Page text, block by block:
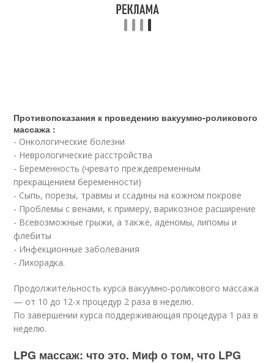
Противопоказания к проведению вакуумно-роликового
массажа :
- Онкологические болезни
- Неврологические расстройства
- Беременность (чревато преждевременным
прекращением беременности)
- Сыпь, порезы, травмы и ссадины на кожном покрове
- Проблемы с венами, к примеру, варикозное расширение
- Всевозможные грыжи, а также, аденомы, липомы и
флебиты
- Инфекционные заболевания
- Лихорадка.
Продолжительность курса вакуумно-роликового массажа
— от 10 до 12-х процедур 2 раза в неделю.
По завершении курса поддерживающая процедура 1 раз в
неделю.
LPG массаж: что это. Миф о том, что LPG